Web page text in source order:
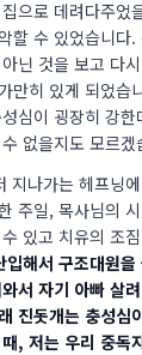
으로 데려다주었
할 수 있었습니
닌 것을 보고 다
만히 있게 되었습
성심이 굉장히 강
없을지도 모르
지나가는 헤프닝
주일, 목사님의
있고 치유의 조
입해서 구조대원
서 자기 아빠 살
진돗개는 충성심
, 저는 우리 중독